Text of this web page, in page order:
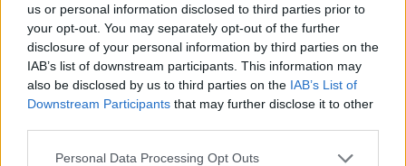
us or personal information disclosed to third parties prior to
your opt-out. You may separately opt-out of the further
disclosure of your personal information by third parties on the
IAB’s list of downstream participants. This information may
also be disclosed by us to third parties on the IAB’s List of
Downstream Participants that may further disclose it to other
Please note that this website/app uses one or more Google
Personal Data Processing Opt Outs
Οι σεφ Βαγγέλης Νίκας και Ιωάννης
Ντούρος ετοιμάζουν ειδικά μενού 6 πιάτων
που απολαμβάνεις σε εκλεπτυσμένο
περιβάλλον με όμορφη θέα